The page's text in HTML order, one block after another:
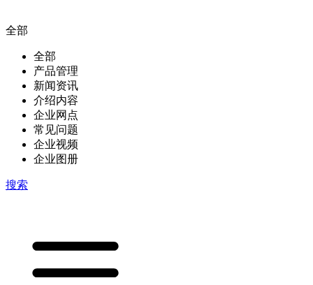
全部
全部
产品管理
新闻资讯
介绍内容
企业网点
常见问题
企业视频
企业图册
搜索